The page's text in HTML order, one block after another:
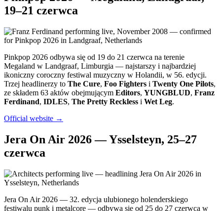
19–21 czerwca
Pinkpop 2026 odbywa się od 19 do 21 czerwca na terenie
Megaland w Landgraaf, Limburgia — najstarszy i najbardziej
ikoniczny coroczny festiwal muzyczny w Holandii, w 56. edycji.
Trzej headlinerzy to The Cure, Foo Fighters i Twenty One Pilots,
ze składem 63 aktów obejmującym Editors, YUNGBLUD, Franz
Ferdinand, IDLES, The Pretty Reckless i Wet Leg.
Official website →
Jera On Air 2026 — Ysselsteyn, 25–27
czerwca
Jera On Air 2026 — 32. edycja ulubionego holenderskiego
festiwalu punk i metalcore — odbywa się od 25 do 27 czerwca w